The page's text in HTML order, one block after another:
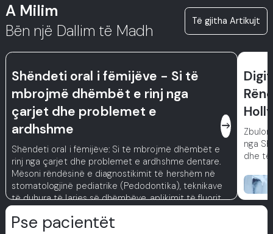
A Milim
Bën një Dallim të Madh
Të gjitha Artikujt
Shëndeti oral i fëmijëve - Si të
mbrojmë dhëmbët e rinj nga
çarjet dhe problemet e
ardhshme
east
Shëndeti oral i fëmijëve: Si të mbrojmë dhëmbët e
rinj nga çarjet dhe problemet e ardhshme dentare.
Mësoni rëndësinë e diagnostikimit të hershëm në
stomatologjinë pediatrike (Pedodontika), teknikave
të duhura të larjes së dhëmbëve, aplikimit të fluorit
nga
dhe të
Pse pacientët